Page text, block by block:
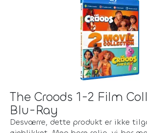
The Croods 1-2 Film
Blu-Ray
Desværre, dette produkt er ikke